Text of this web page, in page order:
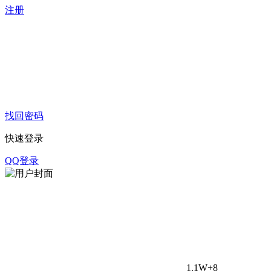
注册
找回密码
快速登录
QQ登录
1.1W+8